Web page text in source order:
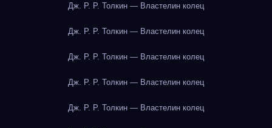
Дж. Р. Р. Толкин — Властелин колец
Дж. Р. Р. Толкин — Властелин колец
Дж. Р. Р. Толкин — Властелин колец
Дж. Р. Р. Толкин — Властелин колец
Дж. Р. Р. Толкин — Властелин колец